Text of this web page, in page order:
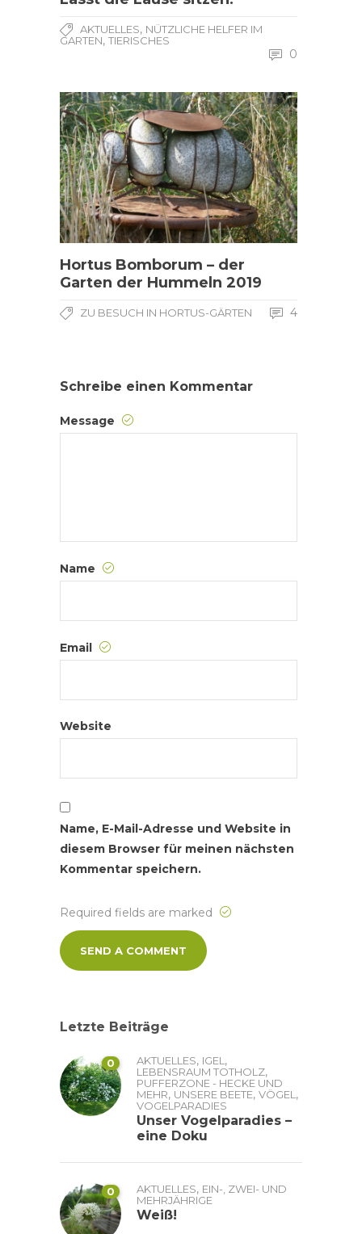
AKTUELLES, NÜTZLICHE HELFER IM
GARTEN, TIERISCHES
0
Hortus Bomborum – der
Garten der Hummeln 2019
ZU BESUCH IN HORTUS-GÄRTEN 4
Schreibe einen Kommentar
Message
Name
Email
Website
Name, E-Mail-Adresse und Website in
diesem Browser für meinen nächsten
Kommentar speichern.
Required fields are marked
Letzte Beiträge
0 AKTUELLES, IGEL ,
LEBENSRAUM TOTHOLZ,
PUFFERZONE - HECKE UND
MEHR, UNSERE BEETE, VÖGEL ,
VOGELPARADIES
Unser Vogelparadies –
eine Doku
0 AKTUELLES, EIN-, ZWEI- UND
MEHRJÄHRIGE
Weiß!